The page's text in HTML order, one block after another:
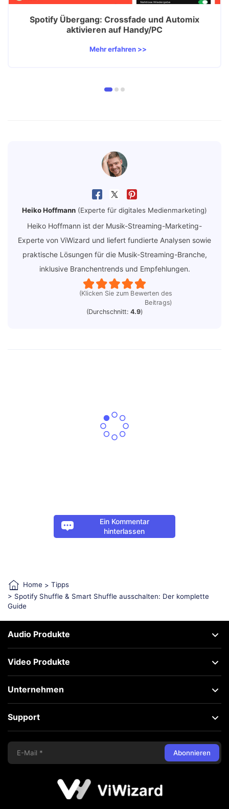
Spotify Übergang: Crossfade und Automix
aktivieren auf Handy/PC
Mehr erfahren >>
Heiko Hoffmann (Experte für digitales Medienmarketing)
Heiko Hoffmann ist der Musik-Streaming-Marketing-
Experte von ViWizard und liefert fundierte Analysen sowie
praktische Lösungen für die Musik-Streaming-Branche,
inklusive Branchentrends und Empfehlungen.
(Klicken Sie zum Bewerten des
Beitrags)
(Durchschnitt:4.9)
Ein Kommentar
hinterlassen
Home > Tipps
> Spotify Shuffle & Smart Shuffle ausschalten: Der komplette
Guide
Audio Produkte
Video Produkte
Unternehmen
Support
Abonnieren